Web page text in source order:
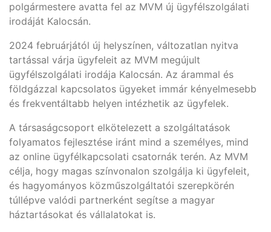
polgármestere avatta fel az MVM új ügyfélszolgálati
irodáját Kalocsán.
2024 februárjától új helyszínen, változatlan nyitva
tartással várja ügyfeleit az MVM megújult
ügyfélszolgálati irodája Kalocsán. Az árammal és
földgázzal kapcsolatos ügyeket immár kényelmesebb
és frekventáltabb helyen intézhetik az ügyfelek.
A társaságcsoport elkötelezett a szolgáltatások
folyamatos fejlesztése iránt mind a személyes, mind
az online ügyfélkapcsolati csatornák terén. Az MVM
célja, hogy magas színvonalon szolgálja ki ügyfeleit,
és hagyományos közműszolgáltatói szerepkörén
túllépve valódi partnerként segítse a magyar
háztartásokat és vállalatokat is.